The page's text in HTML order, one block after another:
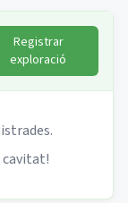
Registrar
exploració
cavitat!